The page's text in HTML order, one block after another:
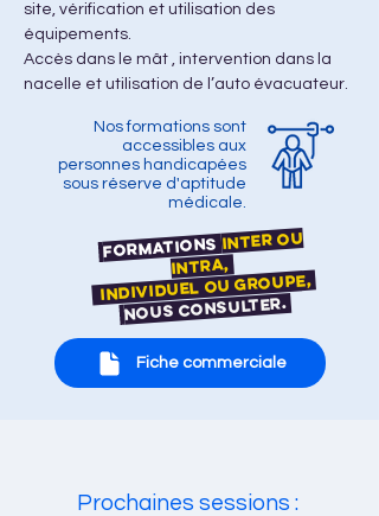
site, vérification et utilisation des
équipements.
Accès dans le mât , intervention dans la
nacelle et utilisation de l’auto évacuateur.
Nos formations sont
accessibles aux
personnes handicapées
sous réserve d'aptitude
médicale.
FormationsInter ou
Intra,
individuel ou groupe,
nous consulter.
Fiche commerciale
Prochaines sessions :